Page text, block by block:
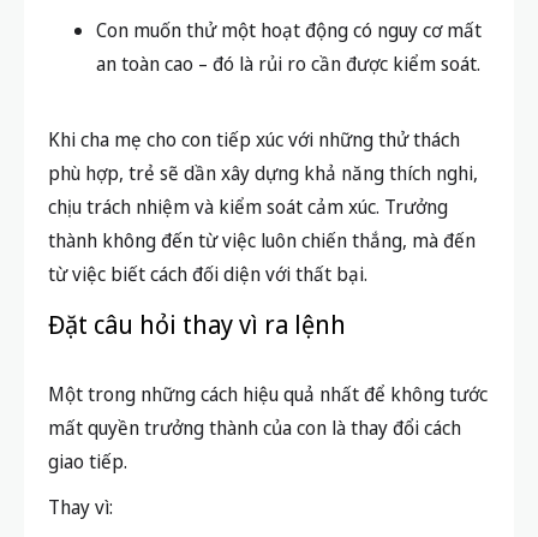
Con muốn thử một hoạt động có nguy cơ mất
an toàn cao – đó là rủi ro cần được kiểm soát.
Khi cha mẹ cho con tiếp xúc với những thử thách
phù hợp, trẻ sẽ dần xây dựng khả năng thích nghi,
chịu trách nhiệm và kiểm soát cảm xúc. Trưởng
thành không đến từ việc luôn chiến thắng, mà đến
từ việc biết cách đối diện với thất bại.
Đặt câu hỏi thay vì ra lệnh
Một trong những cách hiệu quả nhất để không tước
mất quyền trưởng thành của con là thay đổi cách
giao tiếp.
Thay vì: